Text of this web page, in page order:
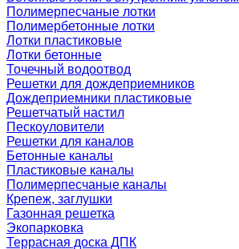
Полимерпесчаные лотки
Полимербетонные лотки
Лотки пластиковые
Лотки бетонные
Точечный водоотвод
Решетки для дождеприемников
Дождеприемники пластиковые
Решетчатый настил
Пескоуловители
Решетки для каналов
Бетонные каналы
Пластиковые каналы
Полимерпесчаные каналы
Крепеж, заглушки
Газонная решетка
Экопарковка
Террасная доска ДПК